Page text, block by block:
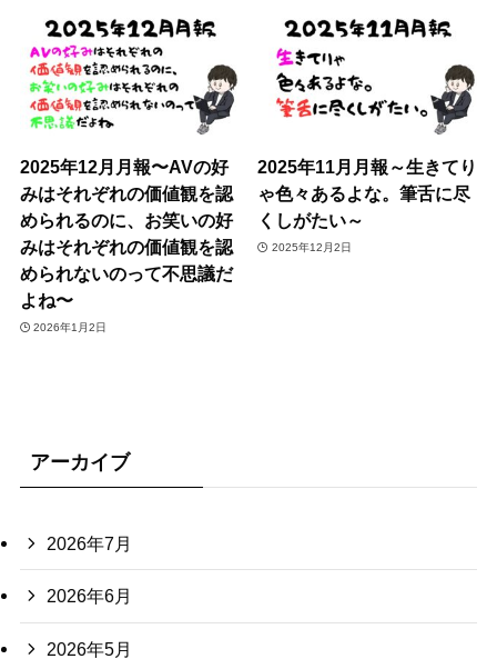
2025年12月月報〜AVの好
みはそれぞれの価値観を認
められるのに、お笑いの好
みはそれぞれの価値観を認
められないのって不思議だ
よね〜
2026年1月2日
2025年11月月報～生きてり
ゃ色々あるよな。筆舌に尽
くしがたい～
2025年12月2日
アーカイブ
2026年7月
2026年6月
2026年5月